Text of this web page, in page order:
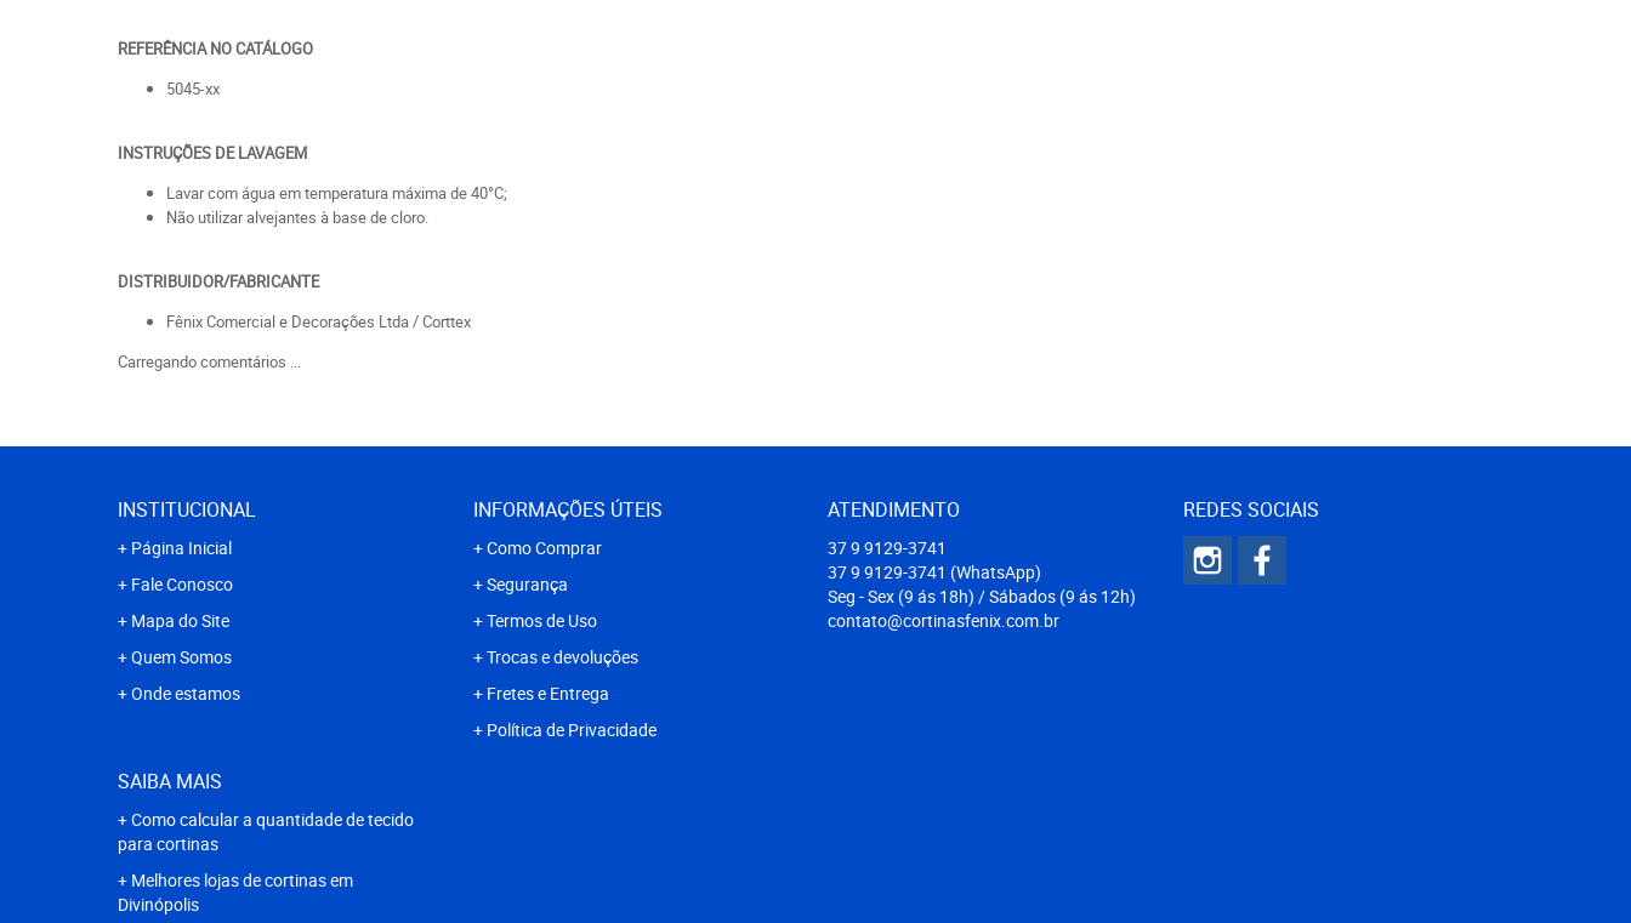
REFERÊNCIA NO CATÁLOGO
5045-xx
INSTRUÇÕES DE LAVAGEM
Lavar com água em temperatura máxima de 40°C;
Não utilizar alvejantes à base de cloro.
DISTRIBUIDOR/FABRICANTE
Fênix Comercial e Decorações Ltda / Corttex
Carregando comentários ...
INSTITUCIONAL
Página Inicial
Fale Conosco
Mapa do Site
Quem Somos
Onde estamos
INFORMAÇÕES ÚTEIS
Como Comprar
Segurança
Termos de Uso
Trocas e devoluções
Fretes e Entrega
Política de Privacidade
SAIBA MAIS
Como calcular a quantidade de tecido
para cortinas
Melhores lojas de cortinas em
Divinópolis
ATENDIMENTO
37 9 9129-3741
37 9 9129-3741 (WhatsApp)
Seg - Sex (9 ás 18h) / Sábados (9 ás 12h)
contato@cortinasfenix.com.br
REDES SOCIAIS